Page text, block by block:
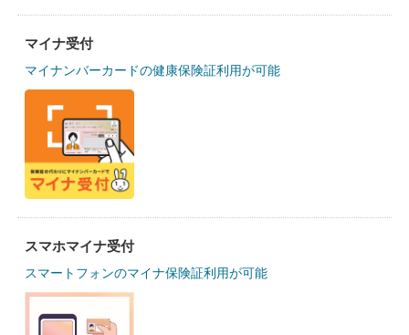
マイナ受付
マイナンバーカードの健康保険証利用が可能
スマホマイナ受付
スマートフォンのマイナ保険証利用が可能